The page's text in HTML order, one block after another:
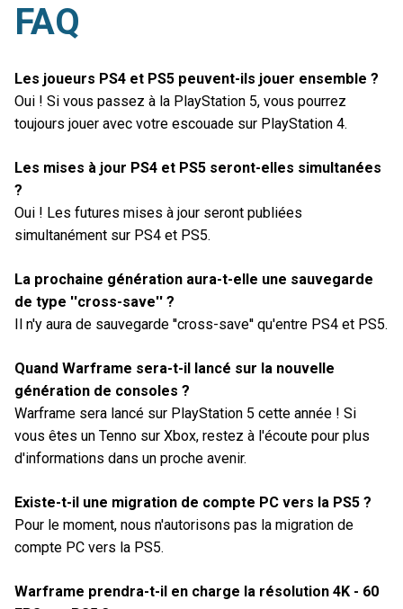
FAQ
Les joueurs PS4 et PS5 peuvent-ils jouer ensemble ?
Oui ! Si vous passez à la PlayStation 5, vous pourrez
toujours jouer avec votre escouade sur PlayStation 4.
Les mises à jour PS4 et PS5 seront-elles simultanées
?
Oui ! Les futures mises à jour seront publiées
simultanément sur PS4 et PS5.
La prochaine génération aura-t-elle une sauvegarde
de type ''cross-save'' ?
Il n'y aura de sauvegarde ''cross-save'' qu'entre PS4 et PS5.
Quand Warframe sera-t-il lancé sur la nouvelle
génération de consoles ?
Warframe sera lancé sur PlayStation 5 cette année ! Si
vous êtes un Tenno sur Xbox, restez à l'écoute pour plus
d'informations dans un proche avenir.
Existe-t-il une migration de compte PC vers la PS5 ?
Pour le moment, nous n'autorisons pas la migration de
compte PC vers la PS5.
Warframe prendra-t-il en charge la résolution 4K - 60